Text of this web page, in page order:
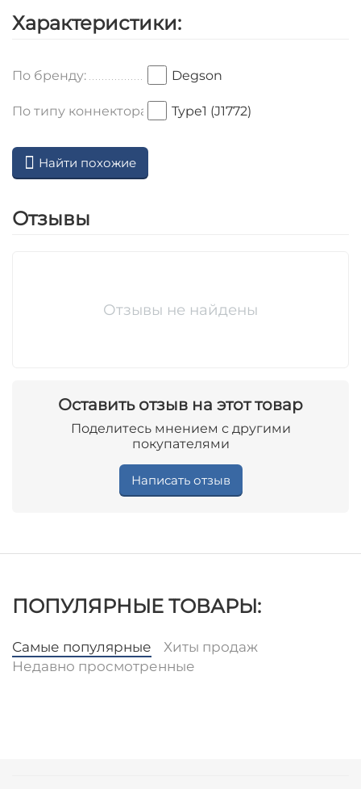
Характеристики:
По бренду: Degson
По типу коннектора: Type1 (J1772)
Найти похожие
Отзывы
Отзывы не найдены
Оставить отзыв на этот товар
Поделитесь мнением с другими
покупателями
Написать отзыв
ПОПУЛЯРНЫЕ ТОВАРЫ:
Самые популярные
Хиты продаж
Недавно просмотренные